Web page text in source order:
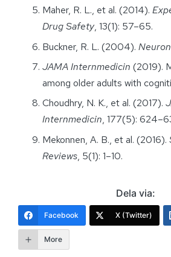
Maher, R. L., et al. (2014).
Drug Safety, 13(1): 57–65.
Buckner, R. L. (2004). Neuron
JAMA Internmedicin (2019).
among older adults with
Choudhry, N. K., et al. (2017).
Internmedicin, 177(5):
Mekonnen, A. B., et al. (2016).
Reviews, 5(1): 1–10.
Dela via:
Facebook X (Twitter)
More